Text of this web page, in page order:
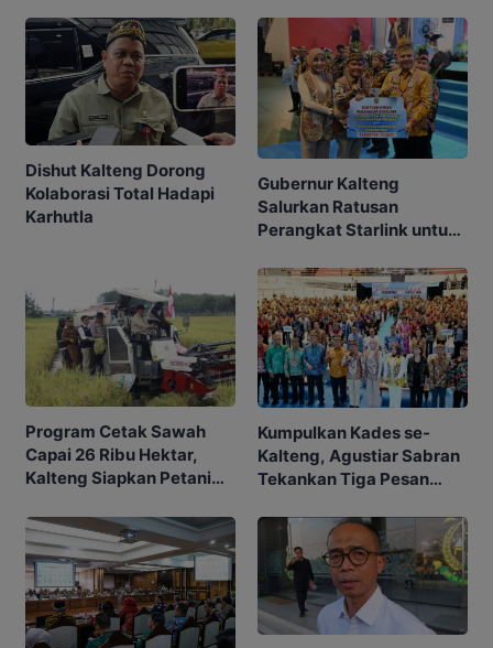
Dishut Kalteng Dorong
Kolaborasi Total Hadapi
Karhutla
Gubernur Kalteng
Salurkan Ratusan
Perangkat Starlink untuk
Program Cetak Sawah
Capai 26 Ribu Hektar,
Kalteng Siapkan Petani
Kumpulkan Kades se-
Kalteng, Agustiar Sabran
Tekankan Tiga Pesan